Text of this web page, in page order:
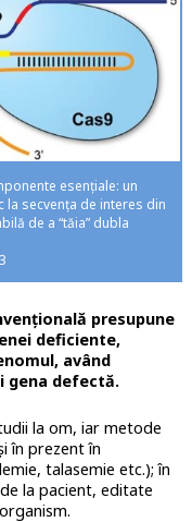
esențiale: un
la secvența de interes din
de a “tăia” dubla
presupune
deficiente,
având
gena defectă.
la om, iar metode
în prezent în
talasemie etc.); în
la pacient, editate